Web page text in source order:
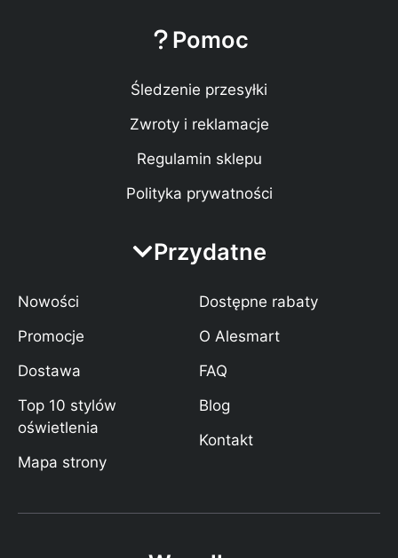
Pomoc
Śledzenie przesyłki
Zwroty i reklamacje
Regulamin sklepu
Polityka prywatności
Przydatne
Nowości
Promocje
Dostawa
Top 10 stylów
oświetlenia
Mapa strony
Dostępne rabaty
O Alesmart
FAQ
Blog
Kontakt